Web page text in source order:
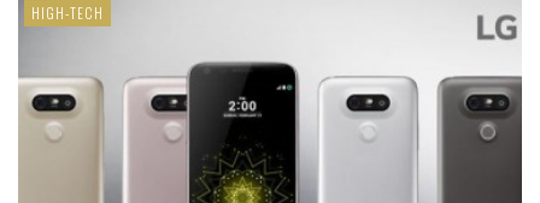
HIGH-TECH